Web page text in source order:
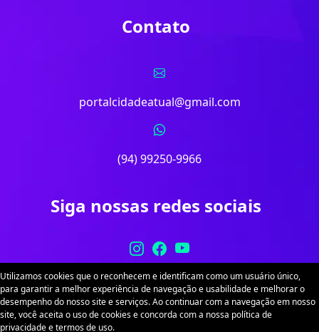
Contato
portalcidadeatual@gmail.com
(94) 99250-9966
Siga nossas redes sociais
Portal Cidade Atual. Desenvolvido por
Utilizamos cookies que o reconhecem e identificam como um usuário único,
para garantir a melhor experiência de navegação e usabilidade e melhorar o
desempenho do nosso site e serviços. Ao continuar com a navegação em nosso
site, você aceita o uso de cookies e concorda com a nossa política de
privacidade e termos de uso.